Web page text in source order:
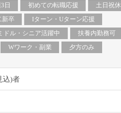
日 初めての転職応援
土日祝休
新卒
Iターン・Uターン応援
ドル・シニア活躍中
扶養内勤務可
Wワーク・副業 夕方のみ
込)者